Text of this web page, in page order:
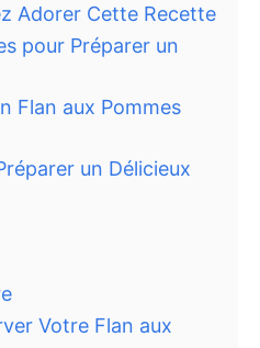
Adorer Cette Recette
pour Préparer un
Flan aux Pommes
un Délicieux
Votre Flan aux